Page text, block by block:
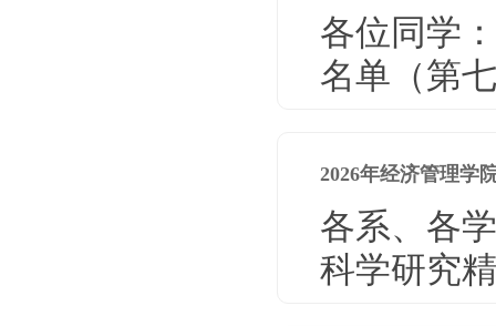
各位同学
名单（第
2026年经济管理学
各系、各
科学研究